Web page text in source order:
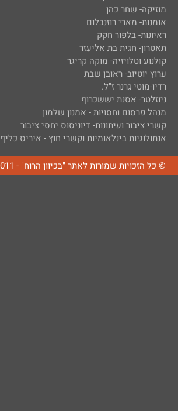
מוזיקה- שחר כהן
אומנות- מארי רוזנבלום
ראיונות- בלפור חקק
תאטרון- חגית בת אליעזר
קולנוע וטלויזיה- מוקה קריגר
ערוץ יוטיוב- ראובן שבת
רדיו-מוטי גרנר ז"ל.
ניוזלטר- אסנת יששכרוף
מנהל פרסום וחסויות - אמנון שלמון
קשרי ציבור ועיתונות- דיוניסוס יחסי ציבור
אנתולוגיות בינלאומיות וקשרי חוץ - איריס כליף
© כל הזכויות שמורות לאתר "בכיוון הרוח" - 2011 טל: 050-8517840